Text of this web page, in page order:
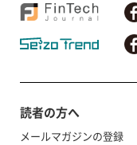
読者の方へ
メールマガジンの登録